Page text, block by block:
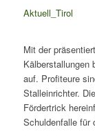
Aktuell_Tirol
Mit der
Kälberstallungen
auf. Profiteure
Stalleinrichter.
Fördertrick
Schuldenfalle für